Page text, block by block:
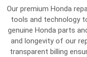
Our premium Honda
tools and technology
genuine Honda parts
and longevity of our
transparent billing